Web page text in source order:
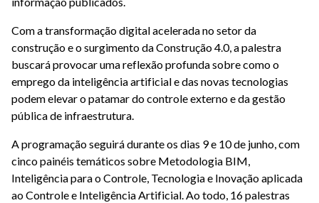
Com a transformação digital acelerada no setor da
construção e o surgimento da Construção 4.0, a palestra
buscará provocar uma reflexão profunda sobre como o
emprego da inteligência artificial e das novas tecnologias
podem elevar o patamar do controle externo e da gestão
pública de infraestrutura.
A programação seguirá durante os dias 9 e 10 de junho, com
cinco painéis temáticos sobre Metodologia BIM,
Inteligência para o Controle, Tecnologia e Inovação aplicada
ao Controle e Inteligência Artificial. Ao todo, 16 palestras